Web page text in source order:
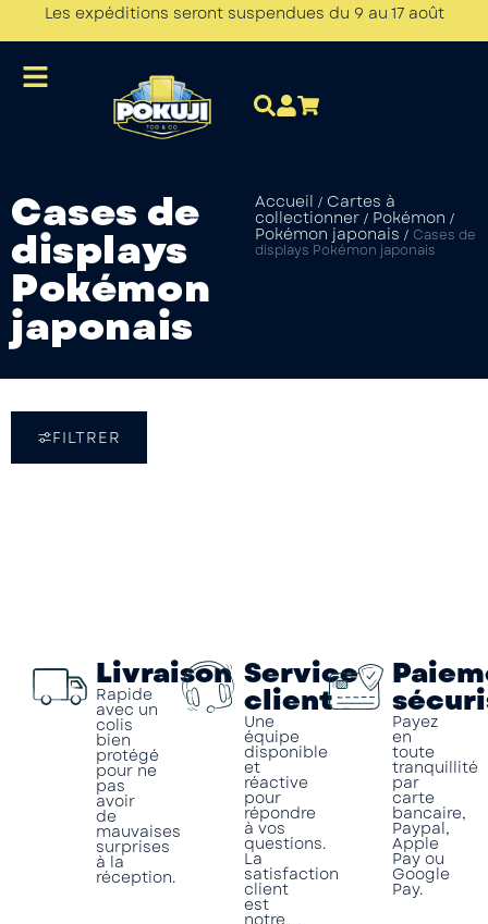
Les expéditions seront suspendues du 9 au 17 août
Cases de
displays
Pokémon
japonais
Accueil / Cartes à
collectionner / Pokémon /
Pokémon japonais / Cases de
displays Pokémon japonais
FILTRER
Livraison
Rapide
avec un
colis
bien
protégé
pour ne
pas
avoir
de
mauvaises
surprises
à la
réception.
Service
client
Une
équipe
disponible
et
réactive
pour
répondre
à vos
questions.
La
satisfaction
client
est
Payez
en
toute
tranquillité
par
carte
bancaire,
Paypal,
Apple
Pay ou
Google
Pay.